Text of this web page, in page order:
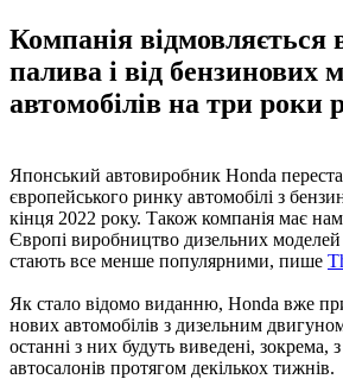
Компанія відмовляється
палива і від бензинових
автомобілів на три роки
Японський автовиробник Honda
європейського ринку автомобілі з
кінця 2022 року. Також компанія має
Європі виробництво дизельних
стають все менше популярними, пише
Як стало відомо виданню, Honda вже
нових автомобілів з дизельним
останні з них будуть виведені, зокрема,
автосалонів протягом декількох тижнів.